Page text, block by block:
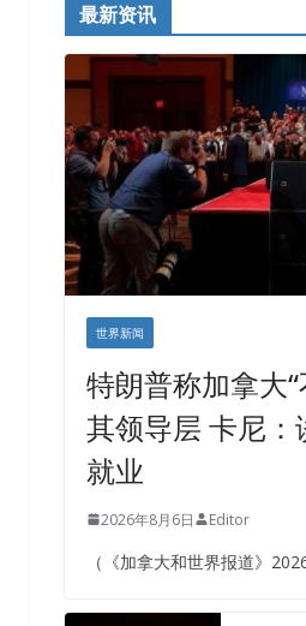
最新资讯
世界新闻
特朗普称加拿大
其领导层 卡尼
就业
2026年8月6日 Editor
（《加拿大和世界报道》